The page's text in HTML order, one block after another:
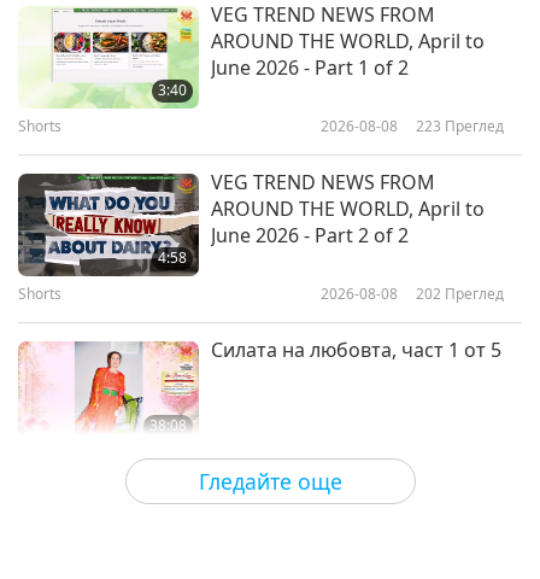
Трябва да искаме
освобождение, за да бъдем
Историята на фестивала Чин
Мин, част 1 от 4
Гледайте още
3:40
VEG TREND NEWS FROM
AROUND THE WORLD, April to
June 2026 - Part 1 of 2
Shorts 2026-08-08 223 Преглед
4:58
VEG TREND NEWS FROM
AROUND THE WORLD, April to
June 2026 - Part 2 of 2
Shorts 2026-08-08 202 Преглед
38:08
Силата на любовта, част 1 от 5
Между Учителя и учениците 2026-08-08